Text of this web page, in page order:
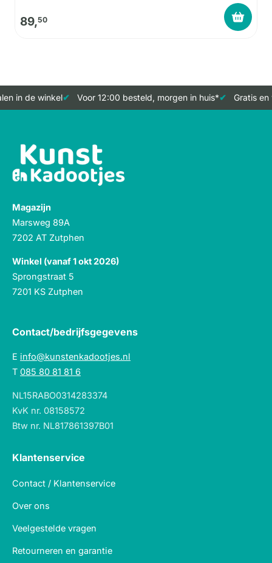
89,50
in de winkel Voor 12:00 besteld, morgen in huis* Gratis en
Magazijn
Marsweg 89A
7202 AT Zutphen
Winkel (vanaf 1 okt 2026)
Sprongstraat 5
7201 KS Zutphen
Contact/bedrijfsgegevens
E info@kunstenkadootjes.nl
T 085 80 81 81 6
NL15RABO0314283374
KvK nr. 08158572
Btw nr. NL817861397B01
Klantenservice
Contact / Klantenservice
Over ons
Veelgestelde vragen
Retourneren en garantie